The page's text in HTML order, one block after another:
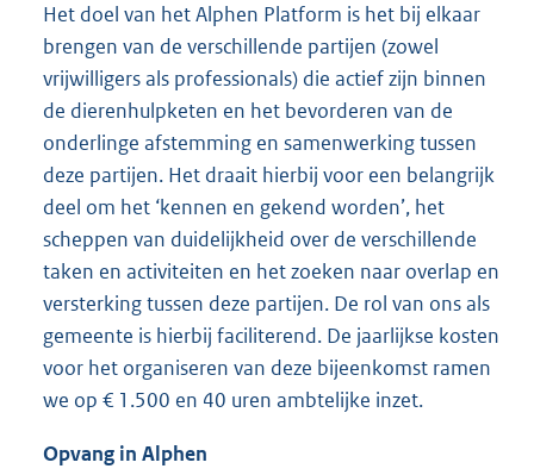
Het doel van het Alphen Platform is het bij elkaar
brengen van de verschillende partijen (zowel
vrijwilligers als professionals) die actief zijn binnen
de dierenhulpketen en het bevorderen van de
onderlinge afstemming en samenwerking tussen
deze partijen. Het draait hierbij voor een belangrijk
deel om het ‘kennen en gekend worden’, het
scheppen van duidelijkheid over de verschillende
taken en activiteiten en het zoeken naar overlap en
versterking tussen deze partijen. De rol van ons als
gemeente is hierbij faciliterend. De jaarlijkse kosten
voor het organiseren van deze bijeenkomst ramen
we op € 1.500 en 40 uren ambtelijke inzet.
Opvang in Alphen